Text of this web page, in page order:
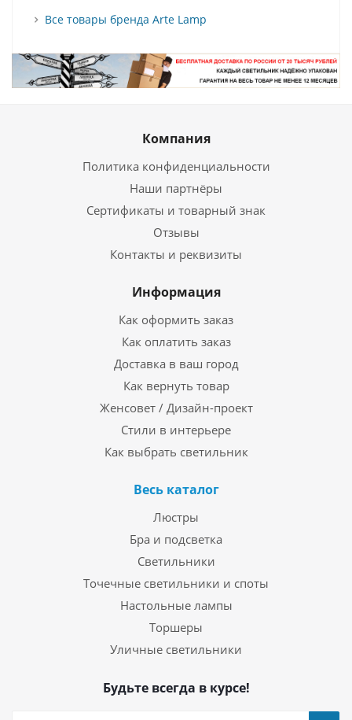
Все товары бренда Arte Lamp
Компания
Политика конфиденциальности
Наши партнёры
Сертификаты и товарный знак
Отзывы
Контакты и реквизиты
Информация
Как оформить заказ
Как оплатить заказ
Доставка в ваш город
Как вернуть товар
Женсовет / Дизайн-проект
Стили в интерьере
Как выбрать светильник
Весь каталог
Люстры
Бра и подсветка
Светильники
Точечные светильники и споты
Настольные лампы
Торшеры
Уличные светильники
Будьте всегда в курсе!